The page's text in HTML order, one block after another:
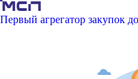
Первый агрегатор закупок